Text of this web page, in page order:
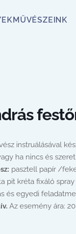
MŰVÉSZEINK
instruálásával
ha nincs és
pasztell papír /
pit kréta fixáló spray
és egyedi
Az esemény ára: